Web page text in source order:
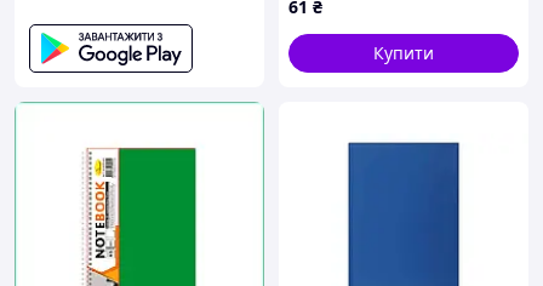
картон з УФ-лаком в офіс
навчання
61 ₴
Купити